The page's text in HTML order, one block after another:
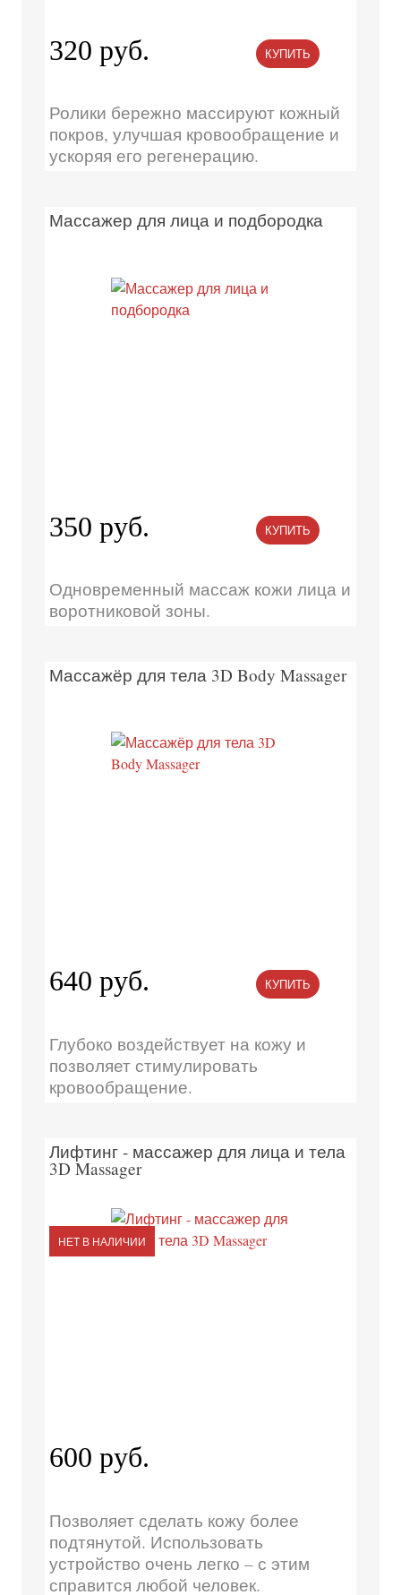
320 руб. КУПИТЬ
Ролики бережно массируют кожный
покров, улучшая кровообращение и
ускоряя его регенерацию.
Массажер для лица и подбородка
350 руб. КУПИТЬ
Одновременный массаж кожи лица и
воротниковой зоны.
Массажёр для тела 3D Body Massager
640 руб. КУПИТЬ
Глубоко воздействует на кожу и
позволяет стимулировать
кровообращение.
Лифтинг - массажер для лица и тела
3D Massager
НЕТ В НАЛИЧИИ
600 руб.
Позволяет сделать кожу более
подтянутой. Использовать
устройство очень легко – с этим
справится любой человек.